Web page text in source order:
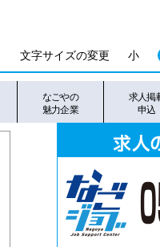
文字サイズの変更 小
なごやの
魅力企業
求人掲
申込